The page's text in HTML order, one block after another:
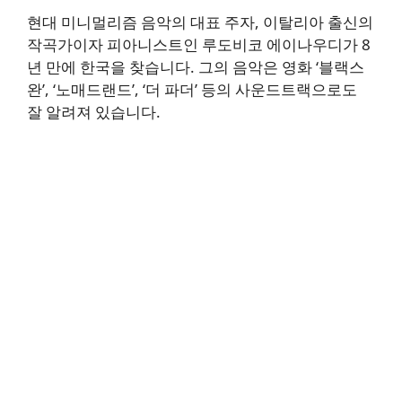
현대 미니멀리즘 음악의 대표 주자, 이탈리아 출신의
작곡가이자 피아니스트인 루도비코 에이나우디가 8
년 만에 한국을 찾습니다. 그의 음악은 영화 ‘블랙스
완’, ‘노매드랜드’, ‘더 파더’ 등의 사운드트랙으로도
잘 알려져 있습니다.